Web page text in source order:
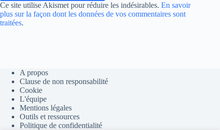
Ce site utilise Akismet pour réduire les indésirables. En savoir
plus sur la façon dont les données de vos commentaires sont
traitées.
A propos
Clause de non responsabilité
Cookie
L'équipe
Mentions légales
Outils et ressources
Politique de confidentialité